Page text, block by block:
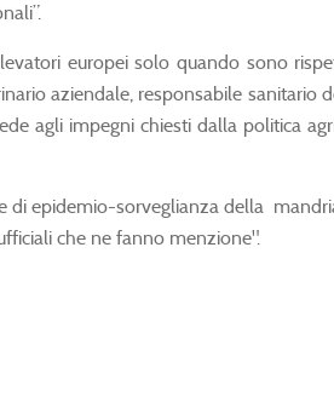
europei solo quando sono
aziendale, responsabile sanitario
agli impegni chiesti dalla politica
di epidemio-sorveglianza della
che ne fanno menzione".